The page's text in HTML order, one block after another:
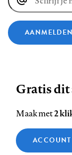
E-
mailadres
AANMELDEN
ons
op
Facebook
ons
op
LinkedIn
Footer
Contact Colofon
Zie onze cookie
Analytische
Gratis dit
Maak met2